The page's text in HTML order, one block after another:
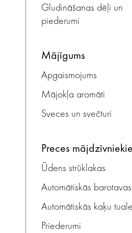
Gludināšanas dēļi un
piederumi
mājīgums
Apgaismojums
Mājokļa aromāti
Sveces un svečturi
preces
Ūdens strūklakas
Automātiskās barotavas
Automātiskās kaķu
Priederumi